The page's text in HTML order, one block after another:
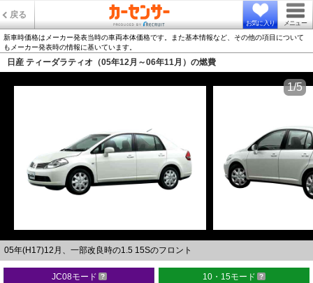
戻る
お気に入り メニュー
新車時価格はメーカー発表当時の車両本体価格です。また基本情報など、その他の項目について
もメーカー発表時の情報に基いています。
日産 ティーダラティオ（05年12月～06年11月）の燃費
05年(H17)12月、一部改良時の1.5 15Sのフロント
1/5
JC08モード 10・15モード